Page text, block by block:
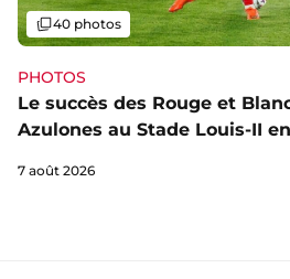
PHOTOS
Le succès des Rouge et
Azulones au Stade Louis-II
Galerie
40 photos
7 août 2026